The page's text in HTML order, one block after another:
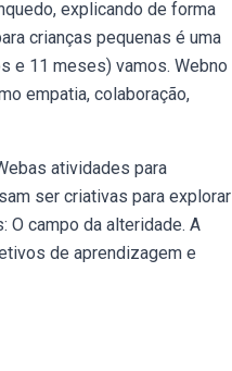
explicando de forma
crianças pequenas é uma
e 11 meses) vamos. Webno
empatia, colaboração,
atividades para
ser criativas para explorar
O campo da alteridade. A
de aprendizagem e